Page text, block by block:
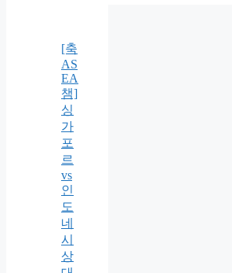
[축
AS
EA
챔]
싱
가
포
르
vs
인
도
네
시
상